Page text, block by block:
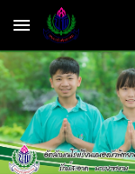
Skip to main content